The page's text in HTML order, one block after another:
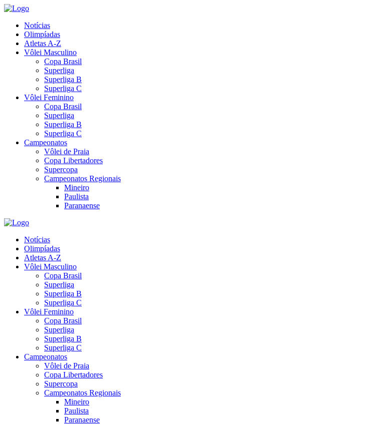
Notícias
Olimpíadas
Atletas A-Z
Vôlei Masculino
Copa Brasil
Superliga
Superliga B
Superliga C
Vôlei Feminino
Copa Brasil
Superliga
Superliga B
Superliga C
Campeonatos
Vôlei de Praia
Copa Libertadores
Supercopa
Campeonatos Regionais
Mineiro
Paulista
Paranaense
Notícias
Olimpíadas
Atletas A-Z
Vôlei Masculino
Copa Brasil
Superliga
Superliga B
Superliga C
Vôlei Feminino
Copa Brasil
Superliga
Superliga B
Superliga C
Campeonatos
Vôlei de Praia
Copa Libertadores
Supercopa
Campeonatos Regionais
Mineiro
Paulista
Paranaense